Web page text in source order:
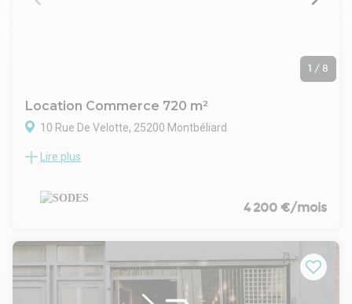
1 / 8
Location Commerce 720 m²
10 Rue De Velotte, 25200 Montbéliard
Situé dans un environnement calme à proximité du centre-
une structure fonctionnelle au sein d’un quartier mixte
mêlant résidentiel et petites activités. Son architecture
niveau d’accessibilité, tout en offrant un cadre agréable et
paisible. C’est un lieu adapté pour une implantation
professionnelle à taille humaine ou un usage mixte.
Lire plus
4 200 €/mois